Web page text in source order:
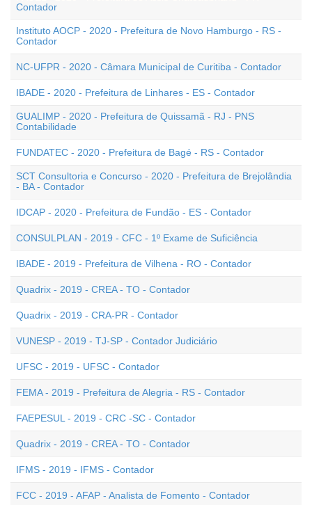
Contador
Instituto AOCP - 2020 - Prefeitura de Novo Hamburgo - RS -
Contador
NC-UFPR - 2020 - Câmara Municipal de Curitiba - Contador
IBADE - 2020 - Prefeitura de Linhares - ES - Contador
GUALIMP - 2020 - Prefeitura de Quissamã - RJ - PNS
Contabilidade
FUNDATEC - 2020 - Prefeitura de Bagé - RS - Contador
SCT Consultoria e Concurso - 2020 - Prefeitura de Brejolândia
- BA - Contador
IDCAP - 2020 - Prefeitura de Fundão - ES - Contador
CONSULPLAN - 2019 - CFC - 1º Exame de Suficiência
IBADE - 2019 - Prefeitura de Vilhena - RO - Contador
Quadrix - 2019 - CREA - TO - Contador
Quadrix - 2019 - CRA-PR - Contador
VUNESP - 2019 - TJ-SP - Contador Judiciário
UFSC - 2019 - UFSC - Contador
FEMA - 2019 - Prefeitura de Alegria - RS - Contador
FAEPESUL - 2019 - CRC -SC - Contador
Quadrix - 2019 - CREA - TO - Contador
IFMS - 2019 - IFMS - Contador
FCC - 2019 - AFAP - Analista de Fomento - Contador